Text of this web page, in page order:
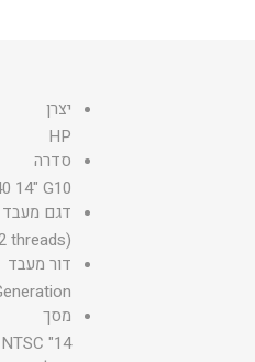
יצרן
HP
סדרה
14" G10
דגם מעבד
threads)
דור מעבד
מסך
14" diagonal, FHD (1920 x 1080), IPS, narrow bezel, anti-glare, 250 nits, 45% NTSC